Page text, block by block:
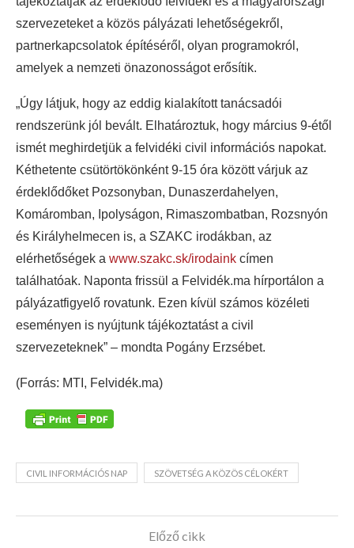
szervezeteket a közös pályázati lehetőségekről,
partnerkapcsolatok építéséről, olyan programokról,
amelyek a nemzeti önazonosságot erősítik.
„Úgy látjuk, hogy az eddig kialakított tanácsadói
rendszerünk jól bevált. Elhatároztuk, hogy március 9-étől
ismét meghirdetjük a felvidéki civil információs napokat.
Kéthetente csütörtökönként 9-15 óra között várjuk az
érdeklődőket Pozsonyban, Dunaszerdahelyen,
Komáromban, Ipolyságon, Rimaszombatban, Rozsnyón
és Királyhelmecen is, a SZAKC irodákban, az
elérhetőségek a www.szakc.sk/irodaink címen
találhatóak. Naponta frissül a Felvidék.ma hírportálon a
pályázatfigyelő rovatunk. Ezen kívül számos közéleti
eseményen is nyújtunk tájékoztatást a civil
szervezeteknek” – mondta Pogány Erzsébet.
(Forrás: MTI, Felvidék.ma)
CIVIL INFORMÁCIÓS NAP SZÖVETSÉG A KÖZÖS CÉLOKÉRT
Előző cikk